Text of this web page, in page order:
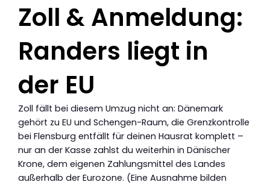
Zoll & Anmeldung:
Randers liegt in
der EU
Zoll fällt bei diesem Umzug nicht an: Dänemark
gehört zu EU und Schengen-Raum, die Grenzkontrolle
bei Flensburg entfällt für deinen Hausrat komplett –
nur an der Kasse zahlst du weiterhin in Dänischer
Krone, dem eigenen Zahlungsmittel des Landes
außerhalb der Eurozone. (Eine Ausnahme bilden